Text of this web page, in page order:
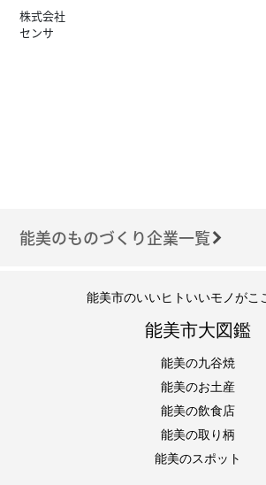
株式会社
センサ
能美のものづくり企業一覧
能美市のいいヒトいいモノがこ
能美市大図鑑
能美の九谷焼
能美のお土産
能美の飲食店
能美の取り柄
能美のスポット